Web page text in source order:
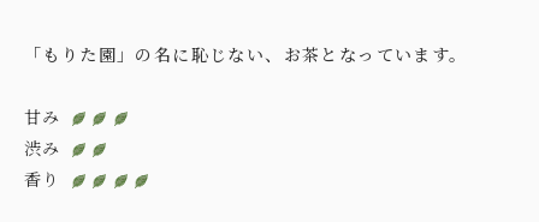
「もりた園」の名に恥じない、お茶となっています。
甘み
渋み
香り